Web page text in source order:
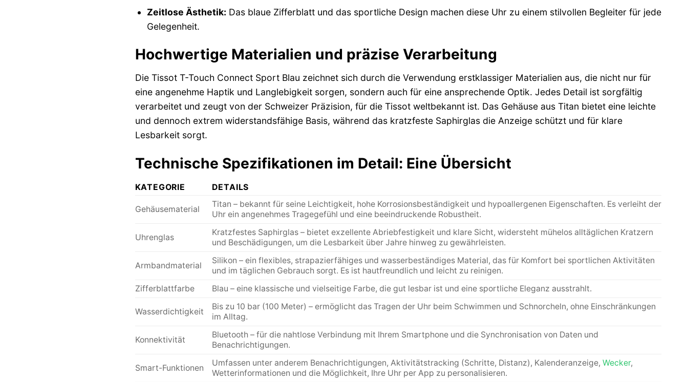
Zeitlose Ästhetik: Das blaue Zifferblatt und das sportliche Design machen diese Uhr zu einem stilvollen Begleiter für jede
Gelegenheit.
Hochwertige Materialien und präzise Verarbeitung
Die Tissot T-Touch Connect Sport Blau zeichnet sich durch die Verwendung erstklassiger Materialien aus, die nicht nur für
eine angenehme Haptik und Langlebigkeit sorgen, sondern auch für eine ansprechende Optik. Jedes Detail ist sorgfältig
verarbeitet und zeugt von der Schweizer Präzision, für die Tissot weltbekannt ist. Das Gehäuse aus Titan bietet eine leichte
und dennoch extrem widerstandsfähige Basis, während das kratzfeste Saphirglas die Anzeige schützt und für klare
Lesbarkeit sorgt.
Technische Spezifikationen im Detail: Eine Übersicht
KATEGORIE DETAILS
Gehäusematerial
Titan – bekannt für seine Leichtigkeit, hohe Korrosionsbeständigkeit und hypoallergenen Eigenschaften. Es verleiht der
Uhr ein angenehmes Tragegefühl und eine beeindruckende Robustheit.
Uhrenglas
Kratzfestes Saphirglas – bietet exzellente Abriebfestigkeit und klare Sicht, widersteht mühelos alltäglichen Kratzern
und Beschädigungen, um die Lesbarkeit über Jahre hinweg zu gewährleisten.
Armbandmaterial
Silikon – ein flexibles, strapazierfähiges und wasserbeständiges Material, das für Komfort bei sportlichen Aktivitäten
und im täglichen Gebrauch sorgt. Es ist hautfreundlich und leicht zu reinigen.
Zifferblattfarbe
Blau – eine klassische und vielseitige Farbe, die gut lesbar ist und eine sportliche Eleganz ausstrahlt.
Wasserdichtigkeit
Bis zu 10 bar (100 Meter) – ermöglicht das Tragen der Uhr beim Schwimmen und Schnorcheln, ohne Einschränkungen
im Alltag.
Konnektivität
Bluetooth – für die nahtlose Verbindung mit Ihrem Smartphone und die Synchronisation von Daten und
Benachrichtigungen.
Smart-Funktionen
Umfassen unter anderem Benachrichtigungen, Aktivitätstracking (Schritte, Distanz), Kalenderanzeige, Wecker,
Wetterinformationen und die Möglichkeit, Ihre Uhr per App zu personalisieren.